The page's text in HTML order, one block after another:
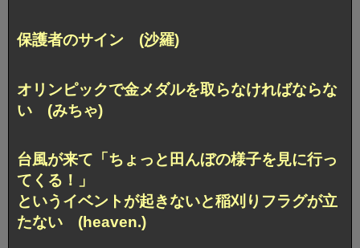
保護者のサイン (沙羅)
オリンピックで金メダルを取らなければならな
い (みちゃ)
台風が来て「ちょっと田んぼの様子を見に行っ
てくる！」
というイベントが起きないと稲刈りフラグが立
たない (heaven.)